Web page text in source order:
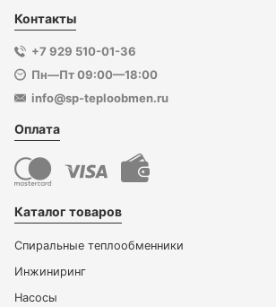
Контакты
+7 929 510-01-36
Пн—Пт 09:00—18:00
info@sp-teploobmen.ru
Оплата
Каталог товаров
Спиральные теплообменники
Инжиниринг
Насосы